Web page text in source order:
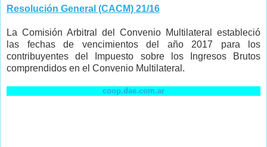
Resolución General (CACM) 21/16
La Comisión Arbitral del Convenio Multilateral estableció
las fechas de vencimientos del año 2017 para los
contribuyentes del Impuesto sobre los Ingresos Brutos
comprendidos en el Convenio Multilateral.
coop.dae.com.ar